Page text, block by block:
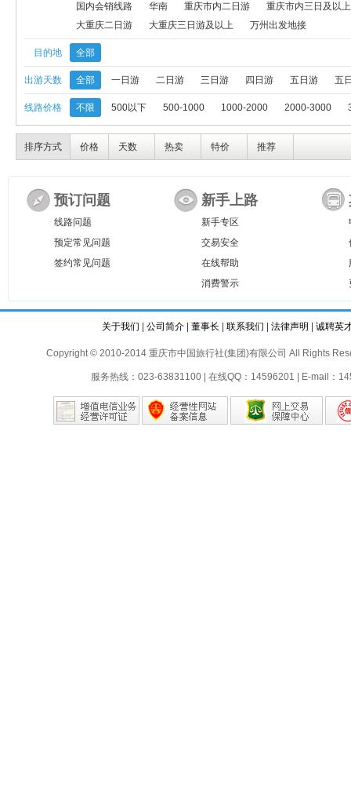
国内会销线路
华南 重庆市内二日游
重庆市内三日及以上
大重庆二日游
大重庆三日游及以上 万州出发地接
目的地 全部
出游天数 全部 一日游 二日游 三日游 四日游 五日游 五
线路价格 不限 500以下 500-1000 1000-2000 2000-3000
排序方式 价格 天数 热卖 特价 推荐
预订问题
线路问题
预定常见问题
签约常见问题
新手上路
新手专区
交易安全
在线帮助
消费警示
关于我们 公司简介 董事长 联系我们 法律声明 诚聘英
Copyright © 2010-2014 重庆市中国旅行社(集团)有限公司 All Rights
服务热线：023-63831100 | 在线QQ：14596201 | E-mail：